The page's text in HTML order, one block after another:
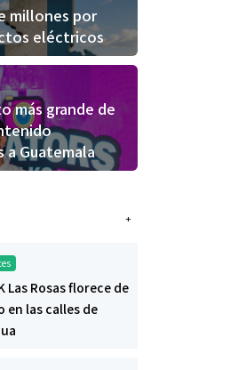
millones por
eléctricos
más grande de
a Guatemala
+
Las Rosas florece de
en las calles de